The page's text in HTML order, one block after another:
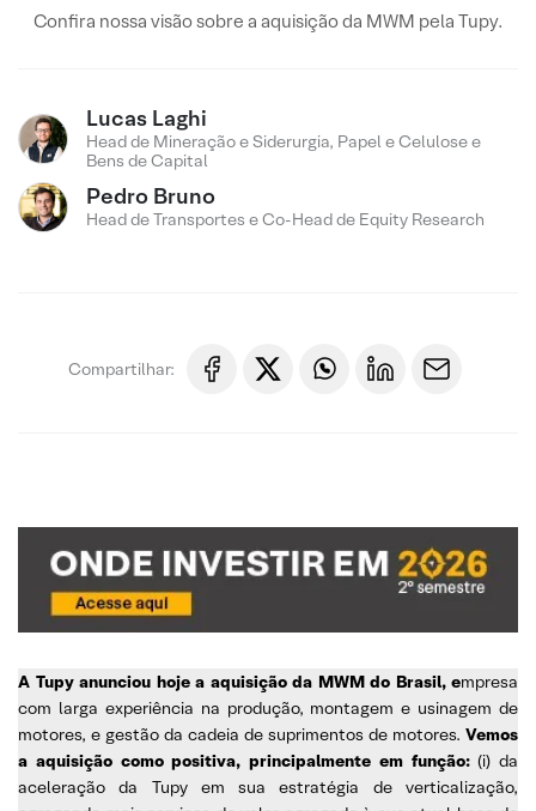
Confira nossa visão sobre a aquisição da MWM pela Tupy.
Lucas Laghi
Head de Mineração e Siderurgia, Papel e Celulose e
Bens de Capital
Pedro Bruno
Head de Transportes e Co-Head de Equity Research
Compartilhar:
A Tupy anunciou hoje a aquisição da MWM do Brasil,empresa
com larga experiência na produção, montagem e usinagem de
motores, e gestão da cadeia de suprimentos de motores. Vemos
a aquisição como positiva, principalmente em função: (i) da
aceleração da Tupy em sua estratégia de verticalização,